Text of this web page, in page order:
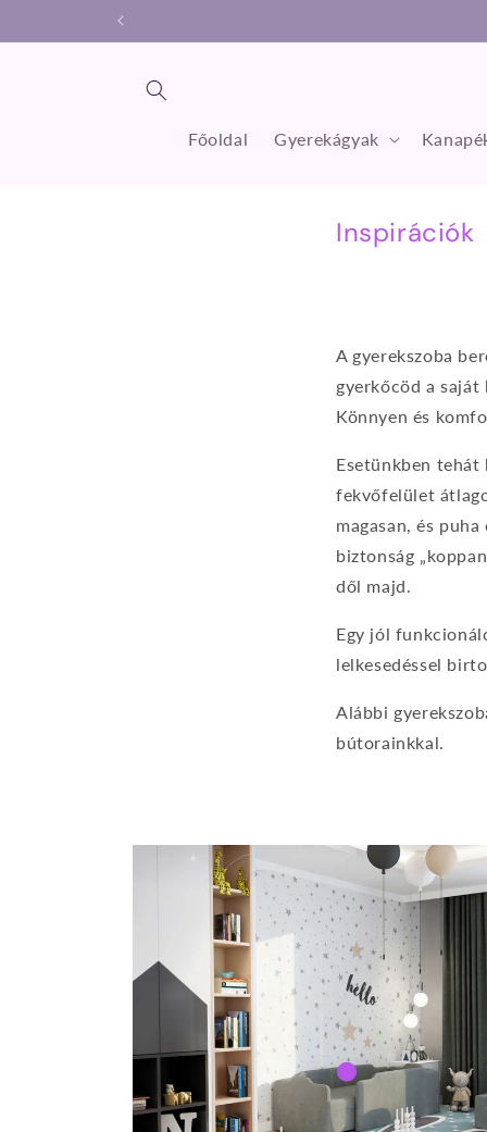
Főoldal Gyerekágyak
Inspirációk
A gyerekszoba
gyerkőcöd a saját
Könnyen és
Esetünkben tehát
fekvőfelület
magasan, és
biztonság
dől majd.
Egy jól
lelkesedéssel
Alábbi
bútorainkkal.